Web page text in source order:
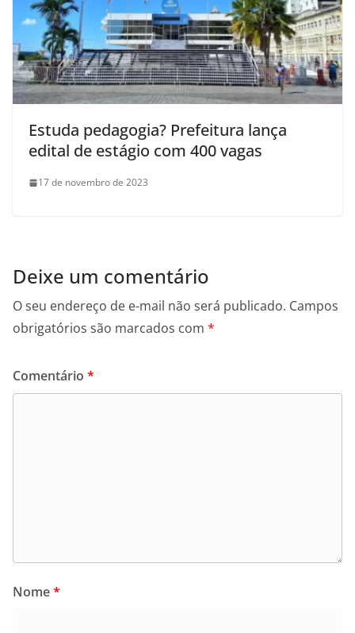
Estuda pedagogia? Prefeitura lança
edital de estágio com 400 vagas
17 de novembro de 2023
Deixe um comentário
O seu endereço de e-mail não será publicado. Campos
obrigatórios são marcados com *
Comentário *
Nome*